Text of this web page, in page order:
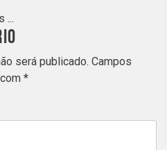
...
será publicado. Campos
*